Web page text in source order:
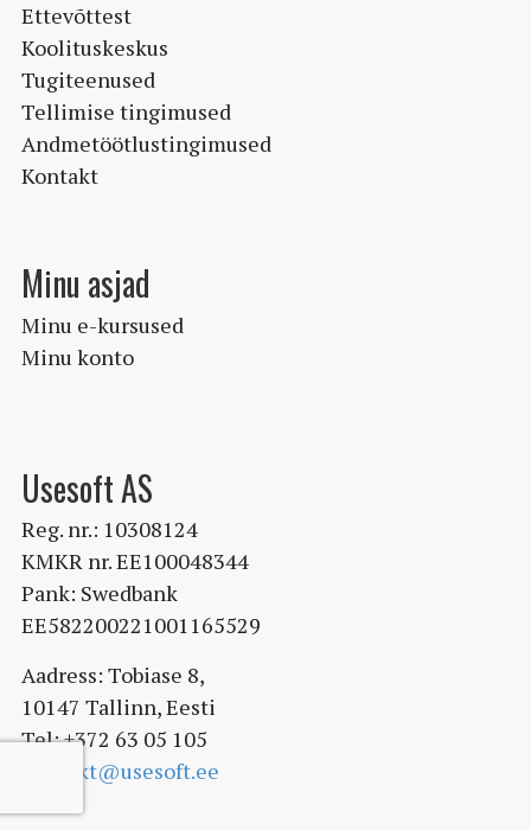
Ettevõttest
Koolituskeskus
Tugiteenused
Tellimise tingimused
Andmetöötlustingimused
Kontakt
Minu asjad
Minu e-kursused
Minu konto
Usesoft AS
Reg. nr.: 10308124
KMKR nr. EE100048344
Pank: Swedbank
EE582200221001165529
Aadress: Tobiase 8,
10147 Tallinn, Eesti
Tel: +372 63 05 105
kontakt@usesoft.ee